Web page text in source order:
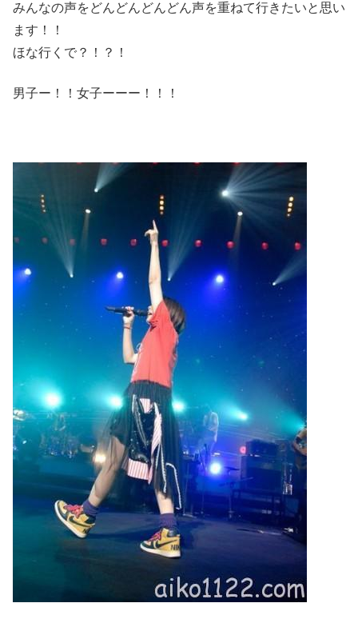
みんなの声をどんどんどんどん声を重ねて行きたいと思い
ます！！
ほな行くで？！？！
男子ー！！女子ーーー！！！